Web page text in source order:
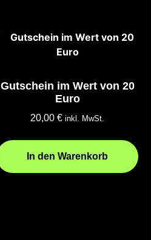
Gutschein im Wert von 20
Euro
20,00 € inkl. MwSt.
In den Warenkorb